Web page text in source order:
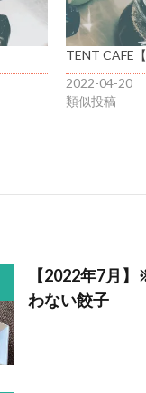
TENT CAFE
2022-04-20
類似投稿
【2022年7月
わない餃子